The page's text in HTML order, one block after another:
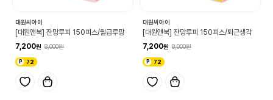
대원씨아이
[대원앤북] 잔망루피 150피스/월급루팡
7,200
8,000
72
대원씨아이
[대원앤북] 잔망루피 150피스/퇴근생각
7,200
8,000
72